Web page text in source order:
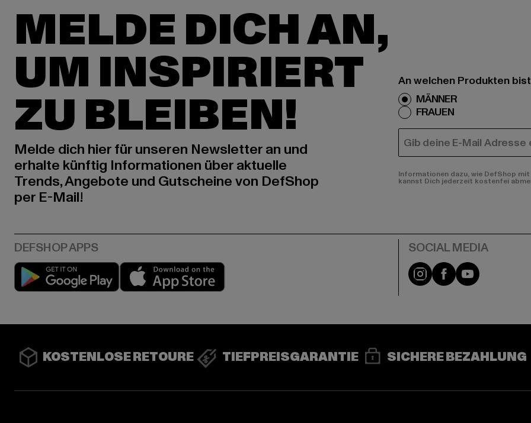
MELDE DICH AN,
UM INSPIRIERT
ZU BLEIBEN!
Melde dich hier für unseren Newsletter an und
erhalte künftig Informationen über aktuelle
Trends, Angebote und Gutscheine von DefShop
per E-Mail!
An welchen Produkten
MÄNNER
FRAUEN
E-MAIL
Informationen dazu, wie DefShop
kannst Dich jederzeit kostenfei
Play market Instagram
FacebookYouTube
KOSTENLOSE RETOURE TIEFPREISGARANTIE SICHERE BEZAHLUNG